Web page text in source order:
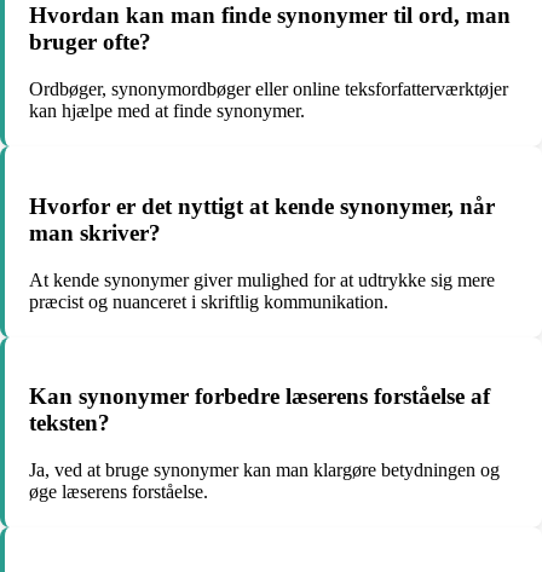
Hvordan kan man finde synonymer til ord, man
bruger ofte?
Ordbøger, synonymordbøger eller online teksforfatterværktøjer
kan hjælpe med at finde synonymer.
Hvorfor er det nyttigt at kende synonymer, når
man skriver?
At kende synonymer giver mulighed for at udtrykke sig mere
præcist og nuanceret i skriftlig kommunikation.
Kan synonymer forbedre læserens forståelse af
teksten?
Ja, ved at bruge synonymer kan man klargøre betydningen og
øge læserens forståelse.